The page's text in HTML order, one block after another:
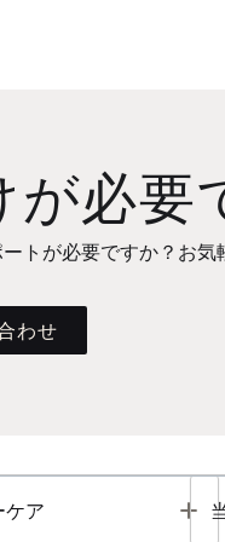
が必要
トが必要ですか？お気
わせ
ケア